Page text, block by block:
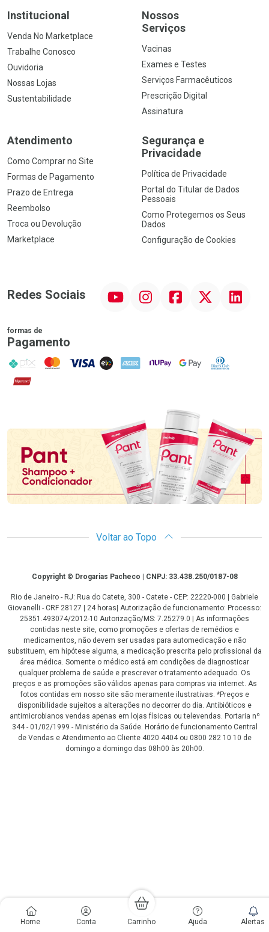
Home Conta Carrinho Ajuda Alertas
Institucional
Venda No Marketplace
Trabalhe Conosco
Ouvidoria
Nossas Lojas
Sustentabilidade
Nossos
Serviços
Vacinas
Exames e Testes
Serviços Farmacêuticos
Prescrição Digital
Assinatura
Atendimento
Como Comprar no Site
Formas de Pagamento
Prazo de Entrega
Reembolso
Troca ou Devolução
Marketplace
Segurança e
Privacidade
Política de Privacidade
Portal do Titular de Dados
Pessoais
Como Protegemos os Seus
Dados
Configuração de Cookies
Redes Sociais InstagramFacebookTwitter Linkedin
formas de
Pagamento
PIX MasterCard
VISA ELO AMEX NuPay Google PayDiners Club
Hipercard
Promoção em Destaque
Voltar ao Topo
CopyrightCopyright © Drogarias Pacheco | CNPJ: 33.438.250/0187-08
Rio de Janeiro - RJ: Rua do Catete, 300 - Catete - CEP: 22220-000 | Gabriele
Giovanelli - CRF 28127 | 24 horas| Autorização de funcionamento: Processo:
25351.493074/2012-10 Autorização/MS: 7.25279.0 | As informações
contidas neste site, como promoções e ofertas de remédios e
medicamentos, não devem ser usadas para automedicação e não
substituem, em hipótese alguma, a medicação prescrita pelo profissional da
área médica. Somente o médico está em condições de diagnosticar
qualquer problema de saúde e prescrever o tratamento adequado. Os
preços e as promoções são válidos apenas para compras via internet. As
fotos contidas em nosso site são meramente ilustrativas. *Preços e
disponibilidade sujeitos a alterações no decorrer do dia. Antibióticos e
antimicrobianos vendas apenas em lojas físicas ou televendas. Portaria nº
344 - 01/02/1999 - Ministério da Saúde. Horário de funcionamento Central
de Vendas e Atendimento ao Cliente 4020 4404 ou 0800 282 10 10 de
domingo a domingo das 08h00 às 20h00.